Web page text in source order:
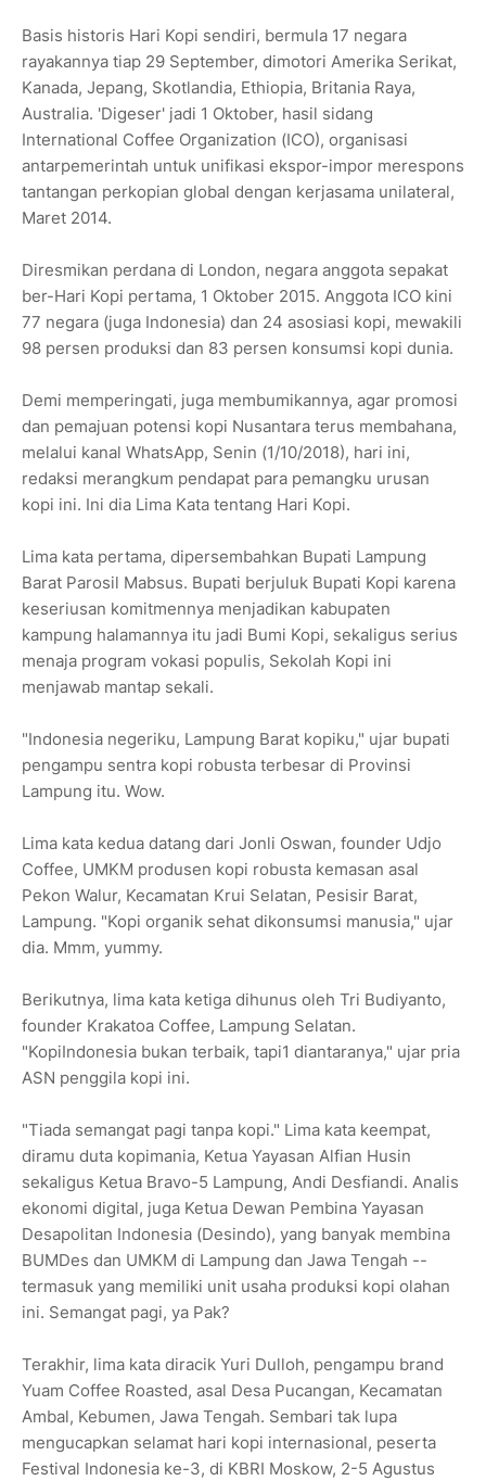
Basis historis Hari Kopi sendiri, bermula 17 negara
rayakannya tiap 29 September, dimotori Amerika Serikat,
Kanada, Jepang, Skotlandia, Ethiopia, Britania Raya,
Australia. 'Digeser' jadi 1 Oktober, hasil sidang
International Coffee Organization (ICO), organisasi
antarpemerintah untuk unifikasi ekspor-impor merespons
tantangan perkopian global dengan kerjasama unilateral,
Maret 2014.
Diresmikan perdana di London, negara anggota sepakat
ber-Hari Kopi pertama, 1 Oktober 2015. Anggota ICO kini
77 negara (juga Indonesia) dan 24 asosiasi kopi, mewakili
98 persen produksi dan 83 persen konsumsi kopi dunia.
Demi memperingati, juga membumikannya, agar promosi
dan pemajuan potensi kopi Nusantara terus membahana,
melalui kanal WhatsApp, Senin (1/10/2018), hari ini,
redaksi merangkum pendapat para pemangku urusan
kopi ini. Ini dia Lima Kata tentang Hari Kopi.
Lima kata pertama, dipersembahkan Bupati Lampung
Barat Parosil Mabsus. Bupati berjuluk Bupati Kopi karena
keseriusan komitmennya menjadikan kabupaten
kampung halamannya itu jadi Bumi Kopi, sekaligus serius
menaja program vokasi populis, Sekolah Kopi ini
menjawab mantap sekali.
"Indonesia negeriku, Lampung Barat kopiku," ujar bupati
pengampu sentra kopi robusta terbesar di Provinsi
Lampung itu. Wow.
Lima kata kedua datang dari Jonli Oswan, founder Udjo
Coffee, UMKM produsen kopi robusta kemasan asal
Pekon Walur, Kecamatan Krui Selatan, Pesisir Barat,
Lampung. "Kopi organik sehat dikonsumsi manusia," ujar
dia. Mmm, yummy.
Berikutnya, lima kata ketiga dihunus oleh Tri Budiyanto,
founder Krakatoa Coffee, Lampung Selatan.
"KopiIndonesia bukan terbaik, tapi1 diantaranya," ujar pria
ASN penggila kopi ini.
"Tiada semangat pagi tanpa kopi." Lima kata keempat,
diramu duta kopimania, Ketua Yayasan Alfian Husin
sekaligus Ketua Bravo-5 Lampung, Andi Desfiandi. Analis
ekonomi digital, juga Ketua Dewan Pembina Yayasan
Desapolitan Indonesia (Desindo), yang banyak membina
BUMDes dan UMKM di Lampung dan Jawa Tengah --
termasuk yang memiliki unit usaha produksi kopi olahan
ini. Semangat pagi, ya Pak?
Terakhir, lima kata diracik Yuri Dulloh, pengampu brand
Yuam Coffee Roasted, asal Desa Pucangan, Kecamatan
Ambal, Kebumen, Jawa Tengah. Sembari tak lupa
mengucapkan selamat hari kopi internasional, peserta
Festival Indonesia ke-3, di KBRI Moskow, 2-5 Agustus